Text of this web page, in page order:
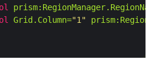
Grid.Column="1"